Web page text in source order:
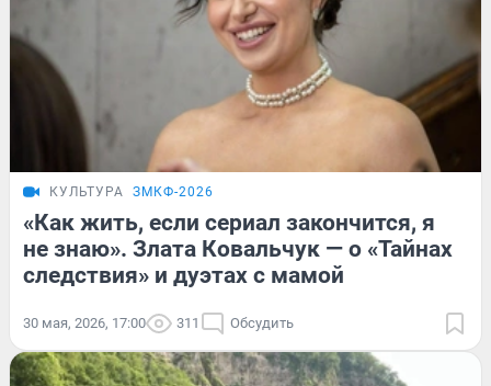
КУЛЬТУРА ЗМКФ-2026
«Как жить, если сериал закончится, я
не знаю». Злата Ковальчук — о «Тайнах
следствия» и дуэтах с мамой
30 мая, 2026, 17:00 311 Обсудить